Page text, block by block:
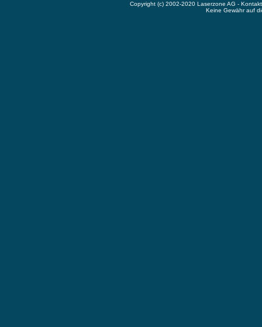
Copyright (c) 2002-2020 Laserzone AG -
Keine Gewähr auf